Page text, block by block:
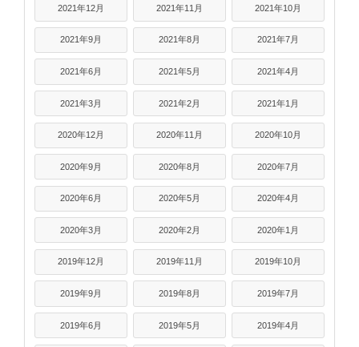
2021年12月 2021年11月 2021年10月
2021年9月 2021年8月 2021年7月
2021年6月 2021年5月 2021年4月
2021年3月 2021年2月 2021年1月
2020年12月 2020年11月 2020年10月
2020年9月 2020年8月 2020年7月
2020年6月 2020年5月 2020年4月
2020年3月 2020年2月 2020年1月
2019年12月 2019年11月 2019年10月
2019年9月 2019年8月 2019年7月
2019年6月 2019年5月 2019年4月